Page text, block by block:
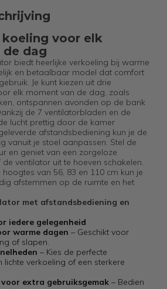
voor elk
dag
biedt heerlijke verkoeling bij warme
en betaalbaar model dat comfort
Je kunt kiezen uit drie
elk moment van de dag, zoals
ontspannen avonden op de bank
de 7 ventilatorbladen en de
lucht prettig door de kamer
afstandsbediening kun je de
vanuit je stoel aanpassen. Stel de
en geniet van een zorgeloze
ventilator uit te hoeven schakelen.
van 56, 83 en 110 cm kun je
afstemmen op de ruimte en het
met afstandsbediening en
iedere gelegenheid
warme dagen – Geschikt voor
of slapen.
– Kies de perfecte
lichte verkoeling of een sterkere
extra gebruiksgemak– Bedien